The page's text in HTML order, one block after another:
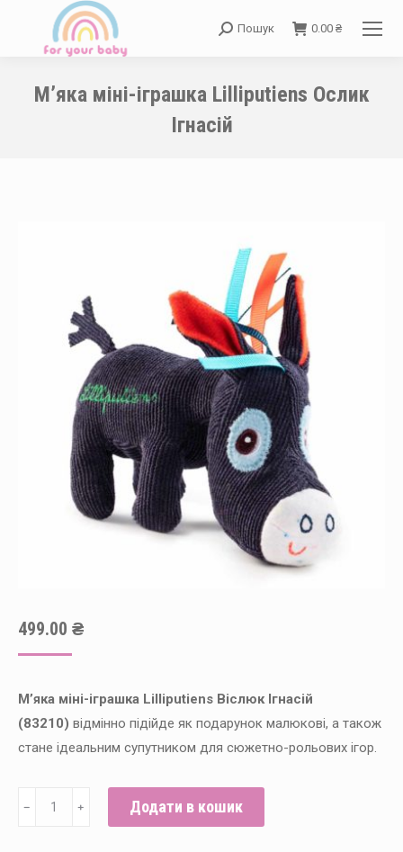
Search:
Пошук 0.00 ₴
М’яка міні-іграшка Lilliputiens Ослик
Ігнасій
499.00 ₴
М’яка міні-іграшка Lilliputiens Віслюк Ігнасій
(83210) відмінно підійде як подарунок малюкові, а також
стане ідеальним супутником для сюжетно-рольових ігор.
﹣ ﹢ Додати в кошик